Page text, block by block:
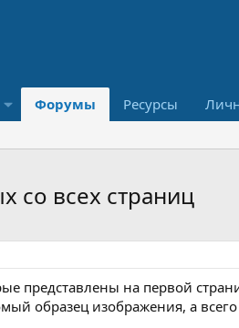
Форумы Ресурсы
со всех страниц
представлены на первой
образец изображения, а